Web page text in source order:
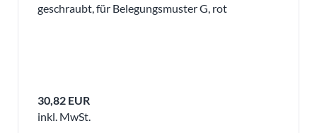
geschraubt, für Belegungsmuster G, rot
30,82 EUR
inkl. MwSt.